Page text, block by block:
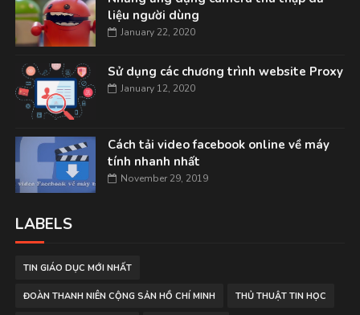
liệu người dùng
January 22, 2020
Sử dụng các chương trình website Proxy
January 12, 2020
Cách tải video facebook online về máy
tính nhanh nhất
November 29, 2019
LABELS
TIN GIÁO DỤC MỚI NHẤT
ĐOÀN THANH NIÊN CỘNG SẢN HỒ CHÍ MINH THỦ THUẬT TIN HỌC